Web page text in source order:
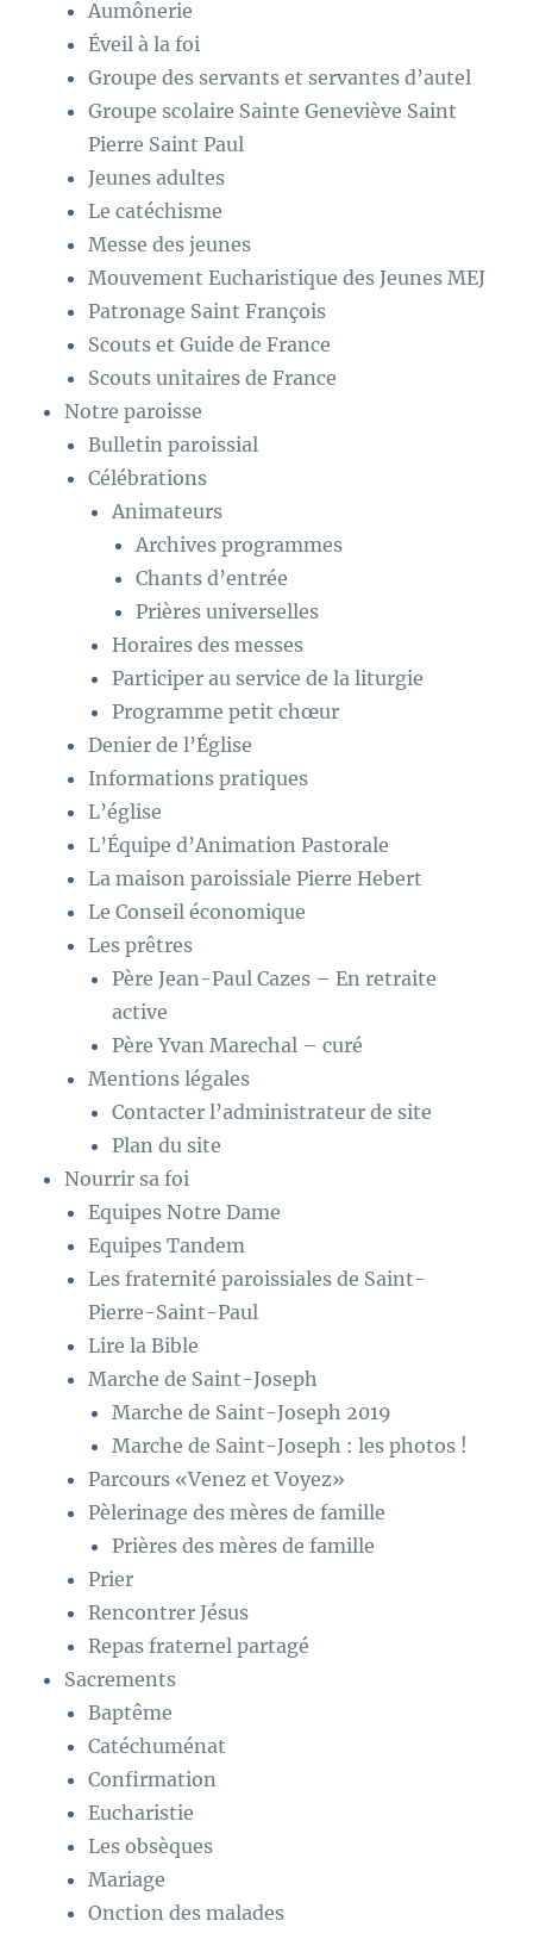
Aumônerie
Éveil à la foi
Groupe des servants et servantes d’autel
Groupe scolaire Sainte Geneviève Saint
Pierre Saint Paul
Jeunes adultes
Le catéchisme
Messe des jeunes
Mouvement Eucharistique des Jeunes MEJ
Patronage Saint François
Scouts et Guide de France
Scouts unitaires de France
Notre paroisse
Bulletin paroissial
Célébrations
Animateurs
Archives programmes
Chants d’entrée
Prières universelles
Horaires des messes
Participer au service de la liturgie
Programme petit chœur
Denier de l’Église
Informations pratiques
L’église
L’Équipe d’Animation Pastorale
La maison paroissiale Pierre Hebert
Le Conseil économique
Les prêtres
Père Jean-Paul Cazes – En retraite
active
Père Yvan Marechal – curé
Mentions légales
Contacter l’administrateur de site
Plan du site
Nourrir sa foi
Equipes Notre Dame
Equipes Tandem
Les fraternité paroissiales de Saint-
Pierre-Saint-Paul
Lire la Bible
Marche de Saint-Joseph
Marche de Saint-Joseph 2019
Marche de Saint-Joseph : les photos !
Parcours «Venez et Voyez»
Pèlerinage des mères de famille
Prières des mères de famille
Prier
Rencontrer Jésus
Repas fraternel partagé
Sacrements
Baptême
Catéchuménat
Confirmation
Eucharistie
Les obsèques
Mariage
Onction des malades